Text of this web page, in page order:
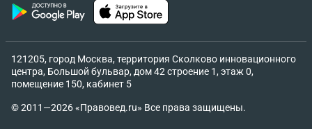
121205, город Москва, территория Сколково инновационного
центра, Большой бульвар, дом 42 строение 1, этаж 0,
помещение 150, кабинет 5
© 2011—2026 «Правовед.ru» Все права защищены.